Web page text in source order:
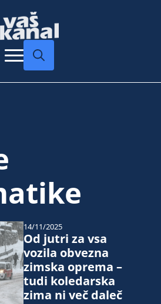
Od jutri za vsa
vozila obvezna
zimska oprema –
tudi koledarska
zima ni več daleč
14/11/2025